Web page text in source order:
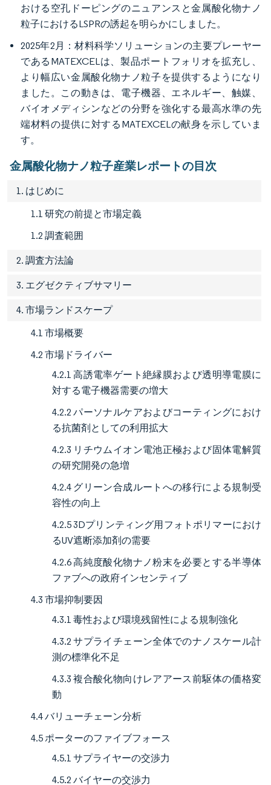
おける空孔ドーピングのニュアンスと金属酸化物ナノ
粒子におけるLSPRの誘起を明らかにしました。
2025年2月：材料科学ソリューションの主要プレーヤー
であるMATEXCELは、製品ポートフォリオを拡充し、
より幅広い金属酸化物ナノ粒子を提供するようになり
ました。この動きは、電子機器、エネルギー、触媒、
バイオメディシンなどの分野を強化する最高水準の先
端材料の提供に対するMATEXCELの献身を示していま
す。
金属酸化物ナノ粒子産業レポートの目次
1. はじめに
1.1 研究の前提と市場定義
1.2 調査範囲
2. 調査方法論
3. エグゼクティブサマリー
4. 市場ランドスケープ
4.1 市場概要
4.2 市場ドライバー
4.2.1 高誘電率ゲート絶縁膜および透明導電膜に
対する電子機器需要の増大
4.2.2 パーソナルケアおよびコーティングにおけ
る抗菌剤としての利用拡大
4.2.3 リチウムイオン電池正極および固体電解質
の研究開発の急増
4.2.4 グリーン合成ルートへの移行による規制受
容性の向上
4.2.5 3Dプリンティング用フォトポリマーにおけ
るUV遮断添加剤の需要
4.2.6 高純度酸化物ナノ粉末を必要とする半導体
ファブへの政府インセンティブ
4.3 市場抑制要因
4.3.1 毒性および環境残留性による規制強化
4.3.2 サプライチェーン全体でのナノスケール計
測の標準化不足
4.3.3 複合酸化物向けレアアース前駆体の価格変
動
4.4 バリューチェーン分析
4.5 ポーターのファイブフォース
4.5.1 サプライヤーの交渉力
4.5.2 バイヤーの交渉力